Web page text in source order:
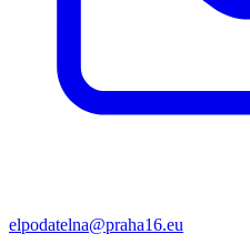
elpodatelna@praha16.eu